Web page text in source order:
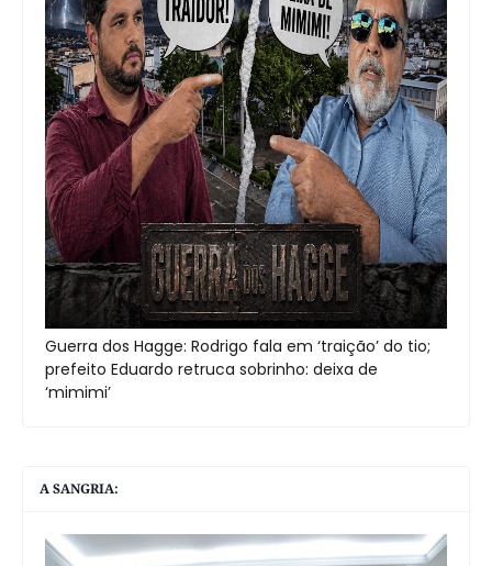
Guerra dos Hagge: Rodrigo fala em ‘traição’ do tio;
prefeito Eduardo retruca sobrinho: deixa de
‘mimimi’
A SANGRIA: